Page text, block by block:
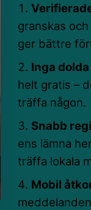
granskas
ger bättre
Inga
helt gratis –
träffa någon.
Snabb
ens lämna
träffa lokala
Mobil